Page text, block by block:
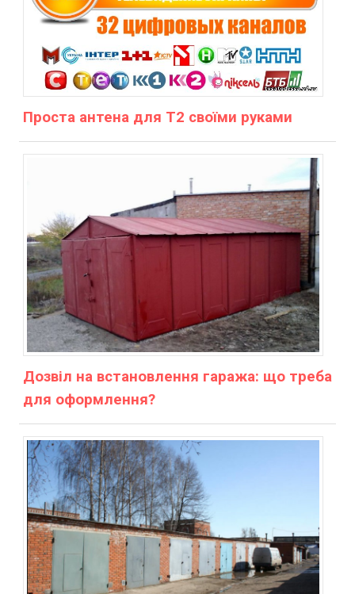
Проста антена для Т2 своїми руками
Дозвіл на встановлення гаража: що треба
для оформлення?